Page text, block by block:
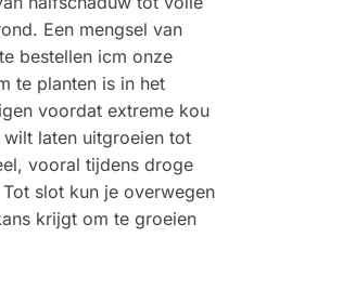
Een mengsel van
bestellen icm onze
te planten is in het
voordat extreme kou
laten uitgroeien tot
vooral tijdens droge
slot kun je overwegen
krijgt om te groeien